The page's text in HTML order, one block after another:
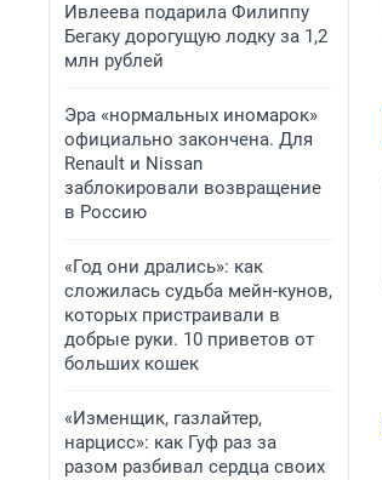
Ивлеева подарила Филиппу
Бегаку дорогущую лодку за 1,2
млн рублей
Эра «нормальных иномарок»
официально закончена. Для
Renault и Nissan
заблокировали возвращение
в Россию
«Год они дрались»: как
сложилась судьба мейн-кунов,
которых пристраивали в
добрые руки. 10 приветов от
больших кошек
«Изменщик, газлайтер,
нарцисс»: как Гуф раз за
разом разбивал сердца своих